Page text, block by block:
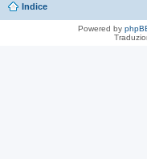
Indice
Powered by